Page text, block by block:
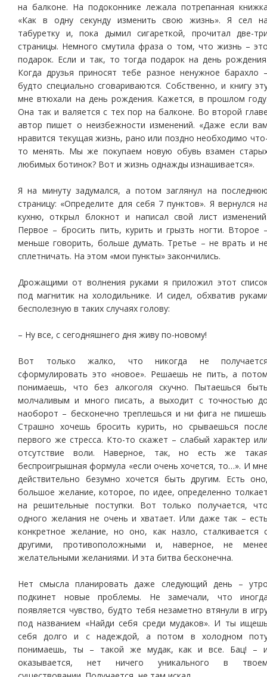
на балконе. На подоконнике лежала потрепанная
«Как в одну секунду изменить свою жизнь». Я сел
табуретку и, пока дымил сигареткой, прочитал две-
страницы. Немного смутила фраза о том, что жизнь –
подарок. Если и так, то тогда подарок на день
Когда друзья приносят тебе разное ненужное барахло
будто специально сговариваются. Собственно, и книгу
мне втюхали на день рождения. Кажется, в прошлом
Она так и валяется с тех пор на балконе. Во второй
автор пишет о неизбежности изменений. «Даже если
нравится текущая жизнь, рано или поздно необходимо
то менять. Мы же покупаем новую обувь взамен
любимых ботинок? Вот и жизнь однажды изнашивается».
Я на минуту задумался, а потом заглянул на
страницу: «Определите для себя 7 пунктов». Я вернулся
кухню, открыл блокнот и написал свой лист
Первое – бросить пить, курить и грызть ногти. Второе
меньше говорить, больше думать. Третье – не врать и
сплетничать. На этом «мои пункты» закончились.
Дрожащими от волнения руками я приложил этот
под магнитик на холодильнике. И сидел, обхватив
бесполезную в таких случаях голову:
– Ну все, с сегодняшнего дня живу по-новому!
Вот только жалко, что никогда не
сформулировать это «новое». Решаешь не пить, а
понимаешь, что без алкоголя скучно. Пытаешься
молчаливым и много писать, а выходит с точностью
наоборот – бесконечно треплешься и ни фига не
Страшно хочешь бросить курить, но срываешься
первого же стресса. Кто-то скажет – слабый характер
отсутствие воли. Наверное, так, но есть же
беспроигрышная формула «если очень хочется, то…». И
действительно безумно хочется быть другим. Есть
большое желание, которое, по идее, определенно
на решительные поступки. Вот только получается,
одного желания не очень и хватает. Или даже так –
конкретное желание, но оно, как назло, сталкивается
другими, противоположными и, наверное, не
желательными желаниями. И эта битва бесконечна.
Нет смысла планировать даже следующий день –
подкинет новые проблемы. Не замечали, что
появляется чувство, будто тебя незаметно втянули в
под названием «Найди себя среди мудаков». И ты
себя долго и с надеждой, а потом в холодном
понимаешь, ты – такой же мудак, как и все. Бац! –
оказывается, нет ничего уникального в